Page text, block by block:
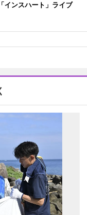
インスハート」ライブ